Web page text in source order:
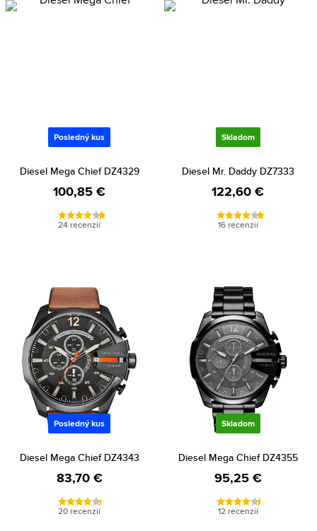
Posledný kus
Diesel Mega Chief DZ4329
100,85 €
24 recenzií
Skladom
Diesel Mr. Daddy DZ7333
122,60 €
16 recenzií
Posledný kus
Diesel Mega Chief DZ4343
83,70 €
20 recenzií
Skladom
Diesel Mega Chief DZ4355
95,25 €
12 recenzií